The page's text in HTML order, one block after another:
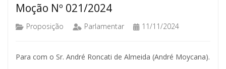
Moção Nº 021/2024
Proposição Parlamentar 11/11/2024
Para com o Sr. André Roncati de Almeida (André Moycana).